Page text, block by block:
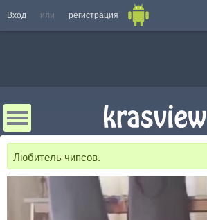
Вход или регистрация
Любитель чипсов.